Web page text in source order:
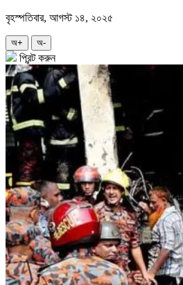
বৃহস্পতিবার, আগস্ট ১৪, ২০২৫
অ+ অ-
প্রিন্ট করুন